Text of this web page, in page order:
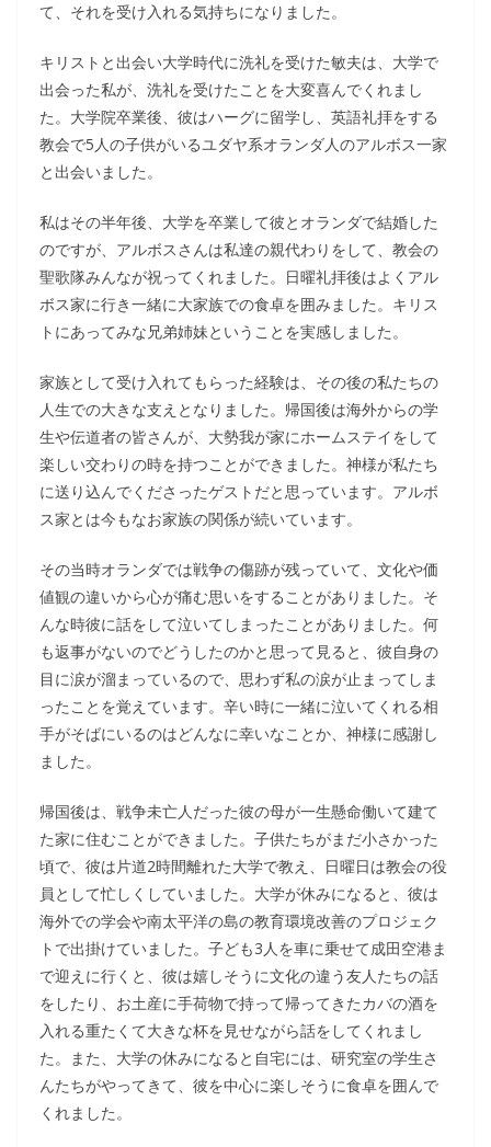
て、それを受け入れる気持ちになりました。
キリストと出会い大学時代に洗礼を受けた敏夫は、大学で
出会った私が、洗礼を受けたことを大変喜んでくれまし
た。大学院卒業後、彼はハーグに留学し、英語礼拝をする
教会で5人の子供がいるユダヤ系オランダ人のアルボス一家
と出会いました。
私はその半年後、大学を卒業して彼とオランダで結婚した
のですが、アルボスさんは私達の親代わりをして、教会の
聖歌隊みんなが祝ってくれました。日曜礼拝後はよくアル
ボス家に行き一緒に大家族での食卓を囲みました。キリス
トにあってみな兄弟姉妹ということを実感しました。
家族として受け入れてもらった経験は、その後の私たちの
人生での大きな支えとなりました。帰国後は海外からの学
生や伝道者の皆さんが、大勢我が家にホームステイをして
楽しい交わりの時を持つことができました。神様が私たち
に送り込んでくださったゲストだと思っています。アルボ
ス家とは今もなお家族の関係が続いています。
その当時オランダでは戦争の傷跡が残っていて、文化や価
値観の違いから心が痛む思いをすることがありました。そ
んな時彼に話をして泣いてしまったことがありました。何
も返事がないのでどうしたのかと思って見ると、彼自身の
目に涙が溜まっているので、思わず私の涙が止まってしま
ったことを覚えています。辛い時に一緒に泣いてくれる相
手がそばにいるのはどんなに幸いなことか、神様に感謝し
ました。
帰国後は、戦争未亡人だった彼の母が一生懸命働いて建て
た家に住むことができました。子供たちがまだ小さかった
頃で、彼は片道2時間離れた大学で教え、日曜日は教会の役
員として忙しくしていました。大学が休みになると、彼は
海外での学会や南太平洋の島の教育環境改善のプロジェク
トで出掛けていました。子ども3人を車に乗せて成田空港ま
で迎えに行くと、彼は嬉しそうに文化の違う友人たちの話
をしたり、お土産に手荷物で持って帰ってきたカバの酒を
入れる重たくて大きな杯を見せながら話をしてくれまし
た。また、大学の休みになると自宅には、研究室の学生さ
んたちがやってきて、彼を中心に楽しそうに食卓を囲んで
くれました。